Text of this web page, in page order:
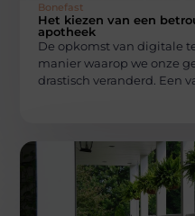
Bonefast
Het kiezen van een
apotheek
De opkomst van digitale
manier waarop we onze
drastisch veranderd. Een